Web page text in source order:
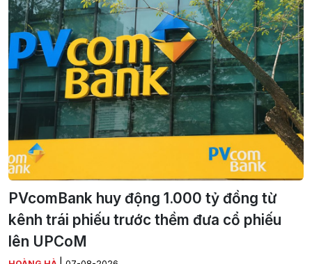
PVcomBank huy động 1.000 tỷ đồng từ
kênh trái phiếu trước thềm đưa cổ phiếu
lên UPCoM